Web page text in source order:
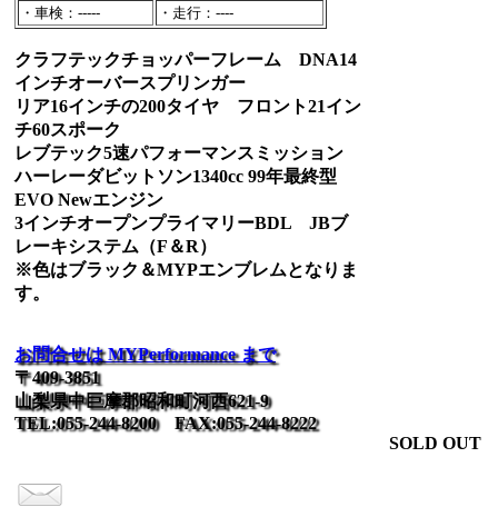
・車検：-----
・走行：----
クラフテックチョッパーフレーム DNA14
インチオーバースプリンガー
リア16インチの200タイヤ フロント21イン
チ60スポーク
レブテック5速パフォーマンスミッション
ハーレーダビットソン1340cc 99年最終型
EVO Newエンジン
3インチオープンプライマリーBDL JBブ
レーキシステム（F＆R）
※色はブラック＆MYPエンブレムとなりま
す。
お問合せは MYPerformance まで
〒409-3851
山梨県中巨摩郡昭和町河西621-9
TEL:055-244-8200 FAX:055-244-8222
SOLD OUT